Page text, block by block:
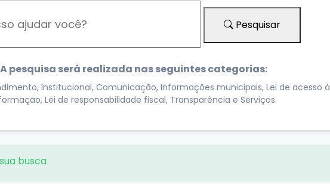
Pesquisar
A pesquisa será realizada nas seguintes categorias:
Institucional, Comunicação, Informações municipais, Lei de acesso à
Lei de responsabilidade fiscal, Transparência e Serviços.
busca